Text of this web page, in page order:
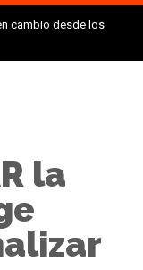
cambio desde los
la